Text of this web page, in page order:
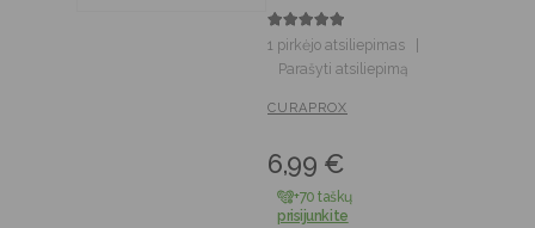
5.00 out of 5
1 pirkėjo atsiliepimas
Parašyti atsiliepimą
CURAPROX
6,99 €
+70 taškų
prisijunkite